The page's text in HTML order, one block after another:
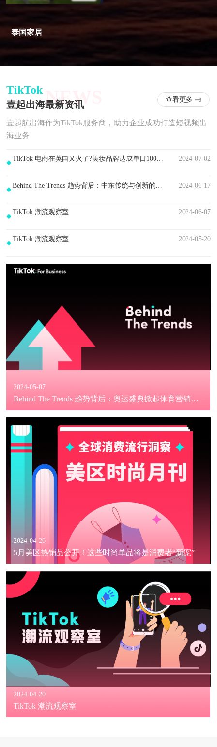
泰国家居
TikTokNEWS
壹起出海最新资讯 查看更多
壹起航出海作为TikTok服务商，助力企业成功打造短视频出
海业务
TikTok 电商在英国又火了?美妆品牌达成单日100万美元销售 2024-07-02
Behind The Trends 趋势背后：中东传统与创新的融合艺术：更环保、更时尚、具有娱乐性 2024-06-17
TikTok 潮流观察室 2024-06-07
TikTok 潮流观察室 2024-05-20
2024-05-07
Behind The Trends 趋势背后：奥运盛典掀起体育营销热
潮
2024-04-26
5月美区热销品公开！这些时尚单品将是消费者“新宠”
2024-04-20
TikTok 潮流观察室